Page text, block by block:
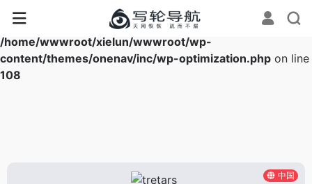
Warning
: Array to string conversion in
/home/wwwroot/xielun/wwwroot/wp-
content/themes/onenav/inc/wp-optimization.php on line
108
中国